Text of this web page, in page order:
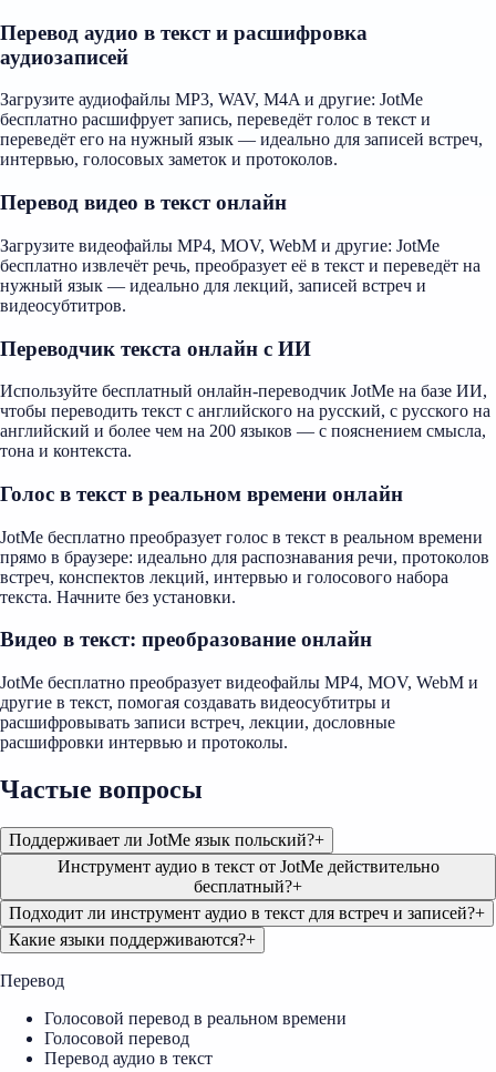
Перевод аудио в текст и расшифровка
аудиозаписей
Загрузите аудиофайлы MP3, WAV, M4A и другие: JotMe
бесплатно расшифрует запись, переведёт голос в текст и
переведёт его на нужный язык — идеально для записей встреч,
интервью, голосовых заметок и протоколов.
Перевод видео в текст онлайн
Загрузите видеофайлы MP4, MOV, WebM и другие: JotMe
бесплатно извлечёт речь, преобразует её в текст и переведёт на
нужный язык — идеально для лекций, записей встреч и
видеосубтитров.
Переводчик текста онлайн с ИИ
Используйте бесплатный онлайн-переводчик JotMe на базе ИИ,
чтобы переводить текст с английского на русский, с русского на
английский и более чем на 200 языков — с пояснением смысла,
тона и контекста.
Голос в текст в реальном времени онлайн
JotMe бесплатно преобразует голос в текст в реальном времени
прямо в браузере: идеально для распознавания речи, протоколов
встреч, конспектов лекций, интервью и голосового набора
текста. Начните без установки.
Видео в текст: преобразование онлайн
JotMe бесплатно преобразует видеофайлы MP4, MOV, WebM и
другие в текст, помогая создавать видеосубтитры и
расшифровывать записи встреч, лекции, дословные
расшифровки интервью и протоколы.
Частые вопросы
Поддерживает ли JotMe язык польский?+
Инструмент аудио в текст от JotMe действительно
бесплатный?+
Подходит ли инструмент аудио в текст для встреч и записей?+
Какие языки поддерживаются?+
Перевод
Голосовой перевод в реальном времени
Голосовой перевод
Перевод аудио в текст